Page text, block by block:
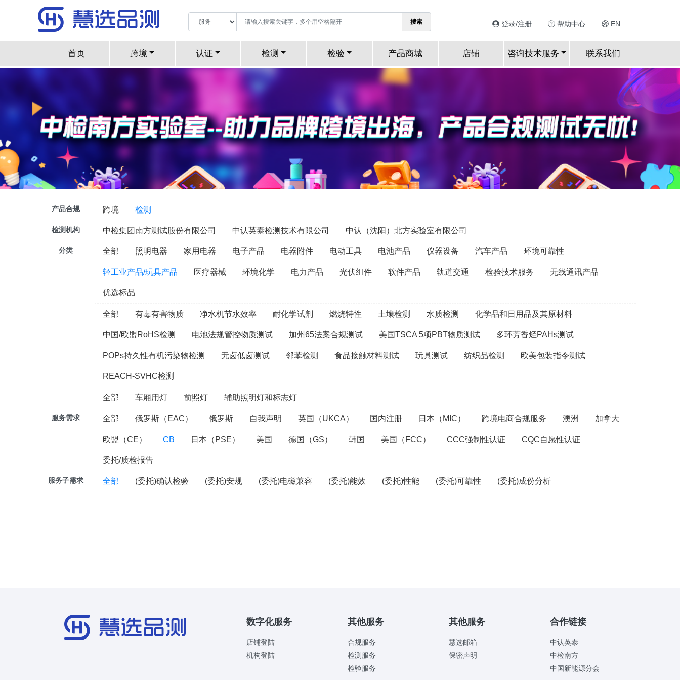
搜索 登录/注册 帮助中心 EN
首页 跨境 认证 检测 检验 产品商城 店铺 咨询技术服务 联系我们
产品合规 跨境 检测
检测机构 中检集团南方测试股份有限公司 中认英泰检测技术有限公司 中认（沈阳）北方实验室有限公司
分类 全部 照明电器 家用电器 电子产品 电器附件 电动工具 电池产品 仪器设备 汽车产品 环境可靠性
轻工业产品/玩具产品 医疗器械 环境化学 电力产品 光伏组件 软件产品 轨道交通 检验技术服务 无线通讯产品
优选标品
全部 有毒有害物质 净水机节水效率 耐化学试剂 燃烧特性 土壤检测 水质检测 化学品和日用品及其原材料
中国/欧盟RoHS检测 电池法规管控物质测试 加州65法案合规测试 美国TSCA 5项PBT物质测试 多环芳香烃PAHs测试
POPs持久性有机污染物检测 无卤低卤测试 邻苯检测 食品接触材料测试 玩具测试 纺织品检测 欧美包装指令测试
REACH-SVHC检测
全部 车厢用灯 前照灯 辅助照明灯和标志灯
服务需求 全部 俄罗斯（EAC） 俄罗斯 自我声明 英国（UKCA） 国内注册 日本（MIC） 跨境电商合规服务 澳洲 加拿大
欧盟（CE） CB 日本（PSE） 美国 德国（GS） 韩国 美国（FCC） CCC强制性认证 CQC自愿性认证
委托/质检报告
服务子需求 全部 (委托)确认检验 (委托)安规 (委托)电磁兼容 (委托)能效 (委托)性能 (委托)可靠性 (委托)成份分析
数字化服务
店铺登陆
机构登陆
其他服务
合规服务
检测服务
检验服务
其他服务
慧选邮箱
保密声明
合作链接
中认英泰
中检南方
中国新能源分会